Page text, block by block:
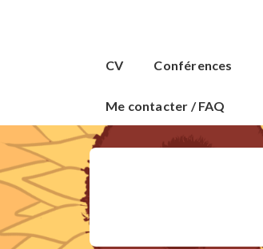
Navigation
CV Conférences
Me contacter / FAQ